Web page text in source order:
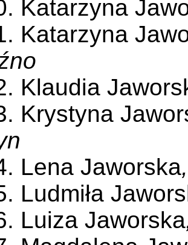
Katarzyna
Katarzyna
Klaudia
Krystyna
Lena Jaworska
Ludmiła
Luiza Jaworska